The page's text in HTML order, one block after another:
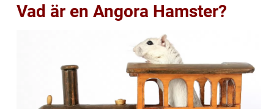
Vad är en Angora Hamster?